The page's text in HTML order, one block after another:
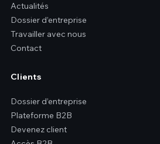
Actualités
Dossier d’entreprise
Travailler avec nous
Contact
Clients
Dossier d’entreprise
Plateforme B2B
Devenez client